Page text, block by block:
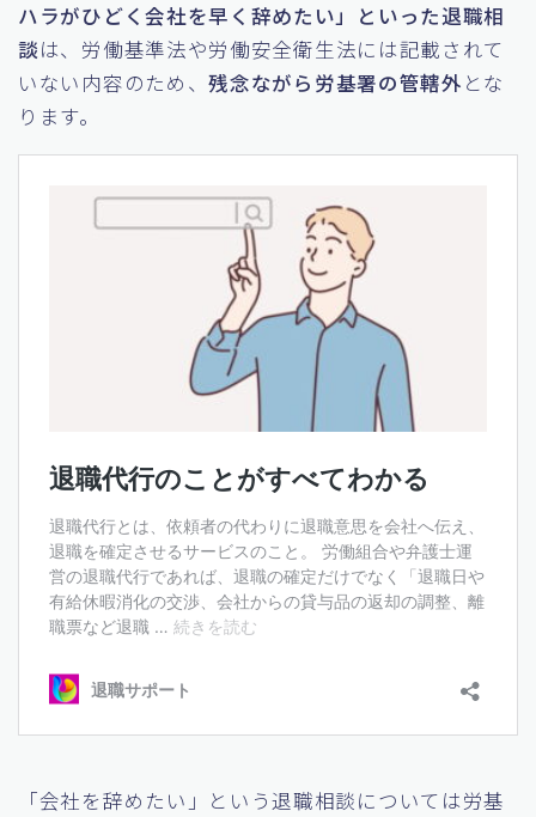
ハラがひどく会社を早く辞めたい」といった退職相
談は、労働基準法や労働安全衛生法には記載されて
いない内容のため、残念ながら労基署の管轄外 とな
ります。
「会社を辞めたい」という退職相談については労基